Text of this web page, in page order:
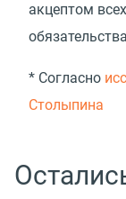
акцептом
* Согласно
Столыпина